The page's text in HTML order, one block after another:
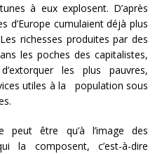
à eux explosent. D’après
d’Europe cumulaient déjà plus
richesses produites par des
les poches des capitalistes,
les plus pauvres,
utiles à la population sous
peut être qu’à l’image des
la composent, c’est-à-dire